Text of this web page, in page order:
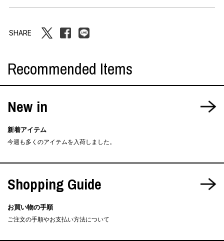
SHARE
Recommended Items
New in
新着アイテム
今週も多くのアイテムを入荷しました。
Shopping Guide
お買い物の手順
ご注文の手順やお支払い方法について